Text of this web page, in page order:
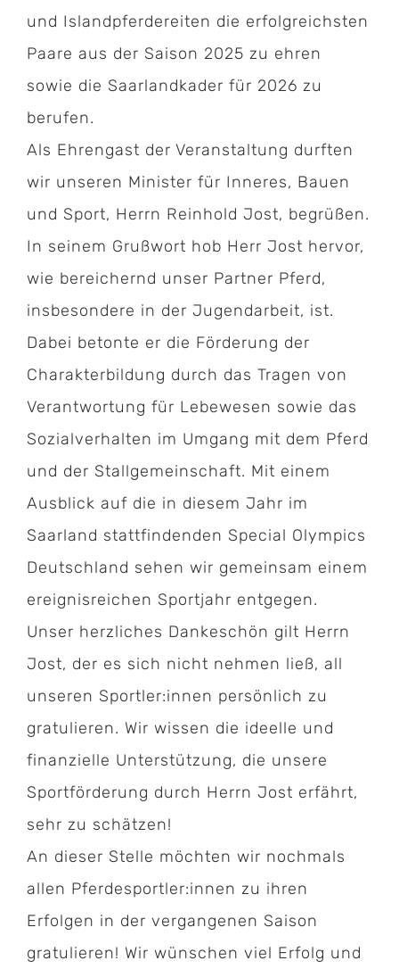
und Islandpferdereiten die erfolgreichsten
Paare aus der Saison 2025 zu ehren
sowie die Saarlandkader für 2026 zu
berufen.
Als Ehrengast der Veranstaltung durften
wir unseren Minister für Inneres, Bauen
und Sport, Herrn Reinhold Jost, begrüßen.
In seinem Grußwort hob Herr Jost hervor,
wie bereichernd unser Partner Pferd,
insbesondere in der Jugendarbeit, ist.
Dabei betonte er die Förderung der
Charakterbildung durch das Tragen von
Verantwortung für Lebewesen sowie das
Sozialverhalten im Umgang mit dem Pferd
und der Stallgemeinschaft. Mit einem
Ausblick auf die in diesem Jahr im
Saarland stattfindenden Special Olympics
Deutschland sehen wir gemeinsam einem
ereignisreichen Sportjahr entgegen.
Unser herzliches Dankeschön gilt Herrn
Jost, der es sich nicht nehmen ließ, all
unseren Sportler:innen persönlich zu
gratulieren. Wir wissen die ideelle und
finanzielle Unterstützung, die unsere
Sportförderung durch Herrn Jost erfährt,
sehr zu schätzen!
An dieser Stelle möchten wir nochmals
allen Pferdesportler:innen zu ihren
Erfolgen in der vergangenen Saison
gratulieren! Wir wünschen viel Erfolg und